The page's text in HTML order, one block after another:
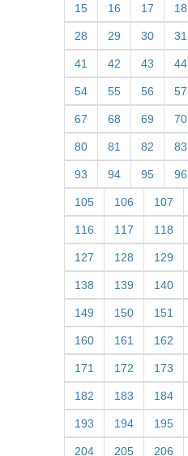
15 16 17 18
28 29 30 31
41 42 43 44
54 55 56 57
67 68 69 70
80 81 82 83
93 94 95 96
105 106 107
116 117 118
127 128 129
138 139 140
149 150 151
160 161 162
171 172 173
182 183 184
193 194 195
204 205 206